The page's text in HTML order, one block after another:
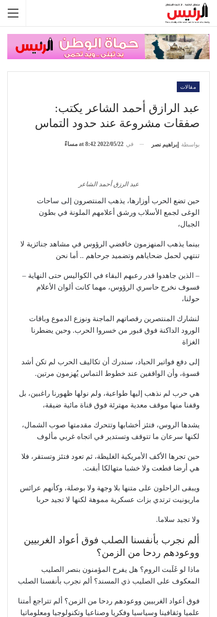
مقالات
عبد الرازق أحمد الشاعر يكتب:
صفقات مشروعة عند حدود التماس
بواسطة إبراهيم نصر في 2022/05/22 at 8:42 مساءً
عبد الرزق أحمد الشاعر
حين تضع الحرب أوزارها، يذهب المنتصرون إلى ساحات
الوغى لجمع الأسلاب ورشق أعلامهم الملونة في بطون
الجبال،
بينما يذهب المنهزمون خافضي الرؤوس في مشاهد جنائزية لا
تنتهي لحمل ضحاياهم وتضميد جرحاهم .. أما نحن
– الذين جاهدوا قدر رعبهم البقاء في الكواليس حتى النهاية –
فسوف نخرج حاسري الرؤوس، مهما كانت ألوان الأعلام
حولنا،
لنشارك المنتصرين رقصاتهم الماجنة ونوزع الدموع وباقات
الورود الداكنة فوق قبور من خسروا الحرب. وحين يضطرنا
الغزاة
إلى دفع فواتير الحياد، سندرك أن تكاليف الحرب لم تكن أشد
قسوة، وأن الواقفين عند خطوط التماس يُهزمون مرتين.
هي حرب لم نذهب إليها طواعية، ولم نولها ظهورنا راغبين، بل
وقفنا منها موقف معدية مهترئة فوق قناة مائية ضيقة،
يشدها الروس، فتئز أخشابها وتتحرك مقدمتها صوب الشمال،
لكنها سرعان ما تتوقف وتستدير في اتجاه غربي مألوف
حين تجرها الأكف الأمريكية الغليظة، ثم تعود فتئز وتستقر، فلا
هي أرضا قطعت ولا خشبا متهالكا أبقت.
ويبقى الراحلون على متنها بلا وجهة ولا بوصلة، وكأنهم عرائس
ماريونيت ترتدي بزات عسكرية مموهة لكنها لا تجيد حربا
ولا تجيد سلاما.
ألم نجرب بأنفسنا الصلب فوق أعواد الغربيين
ووعودهم ردحا من الزمن؟
ماذا لو غَلَبت الروم؟ هل يفرح المؤمنون بنصر الصليب
المعكوف على الصليب ذي المسند؟ ألم نجرب بأنفسنا الصلب
فوق أعواد الغربيين ووعودهم ردحا من الزمن؟ ألم تتراجع أمتنا
علميا وثقافينا وسياسيا وفكريا وصناعيا وتكنولوجيا ومعلوماتيا